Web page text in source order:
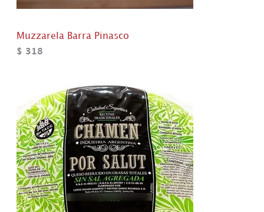
Muzzarela Barra Pinasco
$ 318